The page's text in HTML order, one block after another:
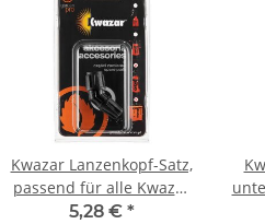
Kwazar Lanzenkopf-Satz,
passend für alle Kwazar
Lanzen
5,28 € *